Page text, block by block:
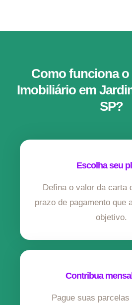
Como funciona
Imobiliário em
SP?
Escolha seu
Defina o valor da carta
prazo de pagamento que
objetivo.
Contribua
Pague suas